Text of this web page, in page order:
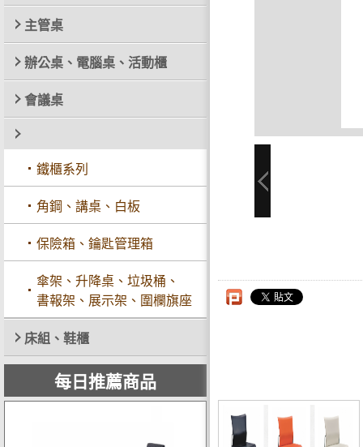
主管桌
辦公桌、電腦桌、活動櫃
會議桌
鐵櫃系列
角鋼、講桌、白板
保險箱、鑰匙管理箱
傘架、升降桌、垃圾桶、
書報架、展示架、圍欄旗座
床組、鞋櫃
每日推薦商品